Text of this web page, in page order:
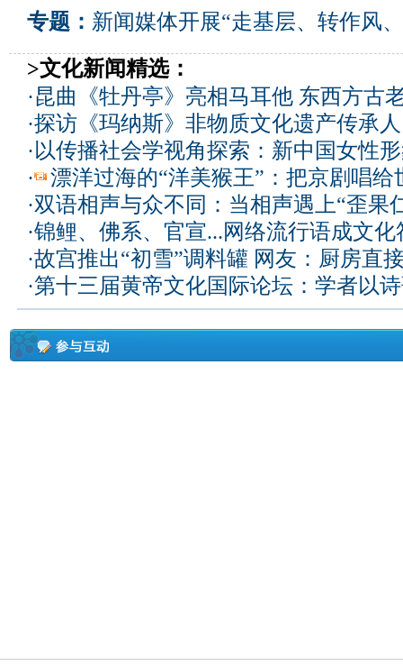
专题： 新闻媒体开展“走基层、转作风
>文化新闻精选：
·昆曲《牡丹亭》亮相马耳他 东西方古
·探访《玛纳斯》非物质文化遗产传承
·以传播社会学视角探索：新中国女性
·
漂洋过海的“洋美猴王”：把京剧唱给
·双语相声与众不同：当相声遇上“歪果
·锦鲤、佛系、官宣...网络流行语成文化
·故宫推出“初雪”调料罐 网友：厨房直
·第十三届黄帝文化国际论坛：学者以